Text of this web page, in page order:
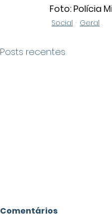
Foto: Polícia
Social Geral
Posts recentes
Comentários